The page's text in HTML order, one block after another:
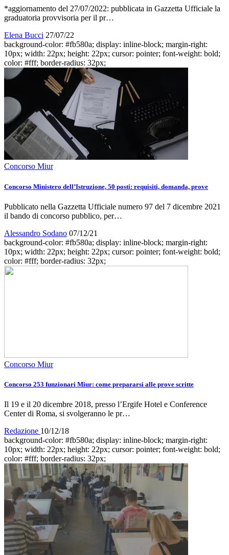
*aggiornamento del 27/07/2022: pubblicata in Gazzetta Ufficiale la
graduatoria provvisoria per il pr…
Elena Bucci 27/07/22
background-color: #fb580a; display: inline-block; margin-right:
10px; width: 22px; height: 22px; cursor: pointer; font-weight: bold;
color: #fff; border-radius: 32px;
Concorso Miur
Concorso Ministero dell’Istruzione, 50 posti: requisiti, domanda, prove
Pubblicato nella Gazzetta Ufficiale numero 97 del 7 dicembre 2021
il bando di concorso pubblico, per…
Alessandro Sodano 07/12/21
background-color: #fb580a; display: inline-block; margin-right:
10px; width: 22px; height: 22px; cursor: pointer; font-weight: bold;
color: #fff; border-radius: 32px;
Concorso Miur
Concorso 253 funzionari Miur: come prepararsi alle prove scritte
Il 19 e il 20 dicembre 2018, presso l’Ergife Hotel e Conference
Center di Roma, si svolgeranno le pr…
Redazione 10/12/18
background-color: #fb580a; display: inline-block; margin-right:
10px; width: 22px; height: 22px; cursor: pointer; font-weight: bold;
color: #fff; border-radius: 32px;